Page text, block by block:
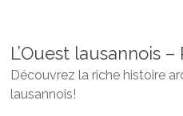
L’Ouest lausannois
Découvrez la riche histoire
lausannois!